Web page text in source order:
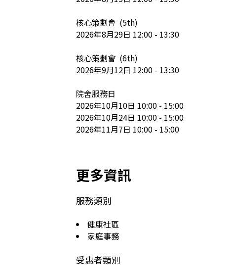
核心策劃會  (5th)
2026年8月29日 12:00 - 13:30
核心策劃會  (6th)
2026年9月12日 12:00 - 13:30
院舍服務日
2026年10月10日 10:00 - 15:00
2026年10月24日 10:00 - 15:00
2026年11月7日 10:00 - 15:00
更多資訊
服務類別
健康社區
家庭事務
受惠者類別